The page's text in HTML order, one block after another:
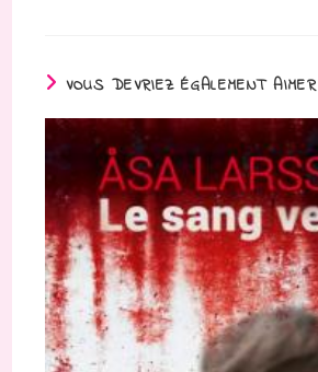
VOUS DEVRIEZ ÉGALEMENT AIMER